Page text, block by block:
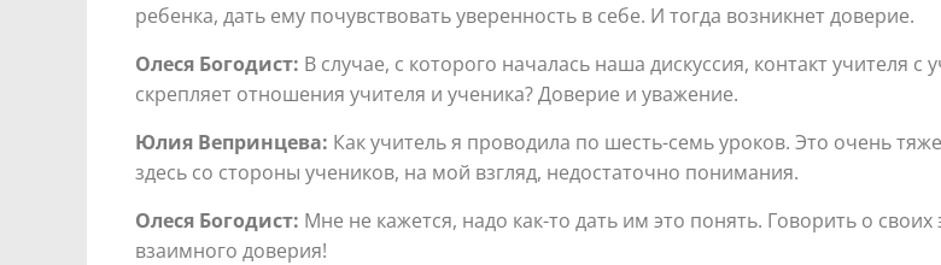
ребенка, дать ему почувствовать уверенность в себе. И тогда возникнет доверие.
Олеся Богодист: В случае, с которого началась наша дискуссия, контакт учителя
скрепляет отношения учителя и ученика? Доверие и уважение.
Юлия Вепринцева: Как учитель я проводила по шесть-семь уроков. Это очень
здесь со стороны учеников, на мой взгляд, недостаточно понимания.
Олеся Богодист: Мне не кажется, надо как-то дать им это понять. Говорить о
взаимного доверия!